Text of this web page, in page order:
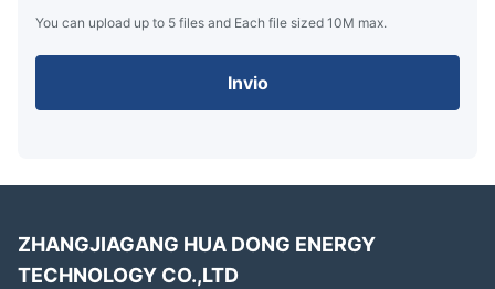
You can upload up to 5 files and Each file sized 10M max.
Invio
ZHANGJIAGANG HUA DONG ENERGY
TECHNOLOGY CO.,LTD